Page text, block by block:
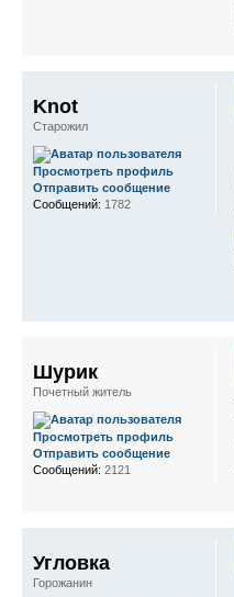
Knot
Старожил
Просмотреть профиль
Отправить сообщение
Сообщений: 1782
Шурик
Почетный житель
Просмотреть профиль
Отправить сообщение
Сообщений: 2121
Угловка
Горожанин